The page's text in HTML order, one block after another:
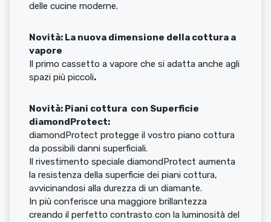
delle cucine moderne.
Novità: La nuova dimensione della cottura a
vapore
Il primo cassetto a vapore che si adatta anche agli
spazi più piccoli.
Novità: Piani cottura con Superficie
diamondProtect:
diamondProtect protegge il vostro piano cottura
da possibili danni superficiali.
Il rivestimento speciale diamondProtect aumenta
la resistenza della superficie dei piani cottura,
avvicinandosi alla durezza di un diamante.
In più conferisce una maggiore brillantezza
creando il perfetto contrasto con la luminosità del